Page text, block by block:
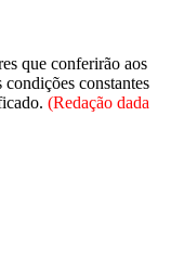
que conferirão aos
constantes
(Redação dada